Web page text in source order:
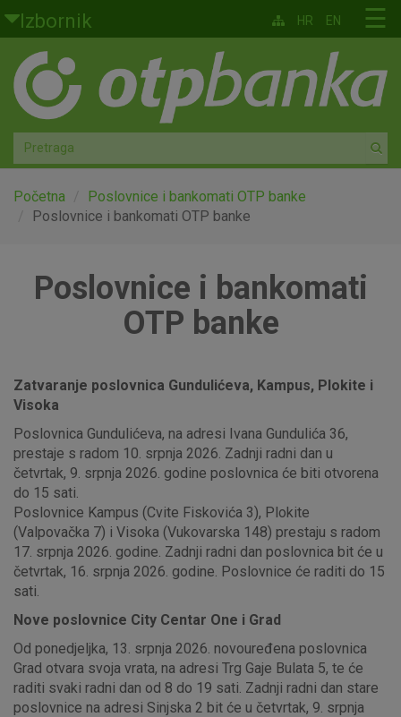
Skoči na glavni sadržaj
Izbornik
Građani
Privatno bankarstvo
Agro
Mala poduzeća i obrtnici
Globalna tržišta
☰
HR EN
Početna
Poslovnice i bankomati OTP banke
Poslovnice i bankomati OTP banke
Poslovnice i bankomati
OTP banke
Zatvaranje poslovnica Gundulićeva, Kampus, Plokite i
Visoka
Poslovnica Gundulićeva, na adresi Ivana Gundulića 36,
prestaje s radom 10. srpnja 2026. Zadnji radni dan u
četvrtak, 9. srpnja 2026. godine poslovnica će biti otvorena
do 15 sati.
Poslovnice Kampus (Cvite Fiskovića 3), Plokite
(Valpovačka 7) i Visoka (Vukovarska 148) prestaju s radom
17. srpnja 2026. godine. Zadnji radni dan poslovnica bit će u
četvrtak, 16. srpnja 2026. godine. Poslovnice će raditi do 15
sati.
Nove poslovnice City Centar One i Grad
Od ponedjeljka, 13. srpnja 2026. novouređena poslovnica
Grad otvara svoja vrata, na adresi Trg Gaje Bulata 5, te će
raditi svaki radni dan od 8 do 19 sati. Zadnji radni dan stare
poslovnice na adresi Sinjska 2 bit će u četvrtak, 9. srpnja